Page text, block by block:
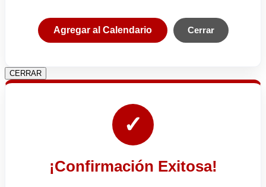
Agregar al Calendario Cerrar
CERRAR
✓
¡Confirmación Exitosa!